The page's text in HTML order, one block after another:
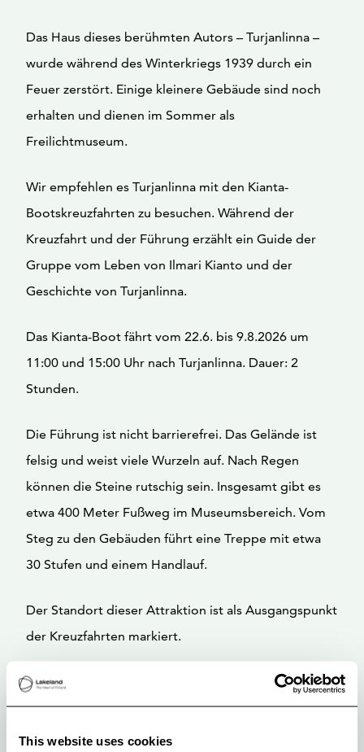
This website uses cookies
Das Haus dieses berühmten Autors – Turjanlinna –
wurde während des Winterkriegs 1939 durch ein
Feuer zerstört. Einige kleinere Gebäude sind noch
erhalten und dienen im Sommer als
Freilichtmuseum.
Wir empfehlen es Turjanlinna mit den Kianta-
Bootskreuzfahrten zu besuchen. Während der
Kreuzfahrt und der Führung erzählt ein Guide der
Gruppe vom Leben von Ilmari Kianto und der
Geschichte von Turjanlinna.
Das Kianta-Boot fährt vom 22.6. bis 9.8.2026 um
11:00 und 15:00 Uhr nach Turjanlinna. Dauer: 2
Stunden.
Die Führung ist nicht barrierefrei. Das Gelände ist
felsig und weist viele Wurzeln auf. Nach Regen
können die Steine rutschig sein. Insgesamt gibt es
etwa 400 Meter Fußweg im Museumsbereich. Vom
Steg zu den Gebäuden führt eine Treppe mit etwa
30 Stufen und einem Handlauf.
Der Standort dieser Attraktion ist als Ausgangspunkt
der Kreuzfahrten markiert.